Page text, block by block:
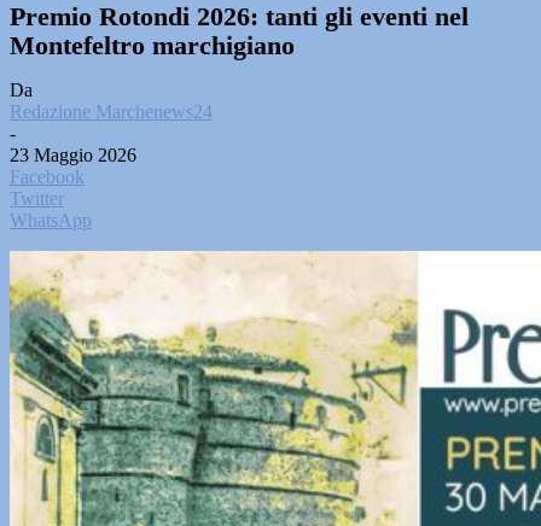
Premio Rotondi 2026: tanti gli eventi nel
Montefeltro marchigiano
Da
Redazione Marchenews24
-
23 Maggio 2026
Facebook
Twitter
WhatsApp